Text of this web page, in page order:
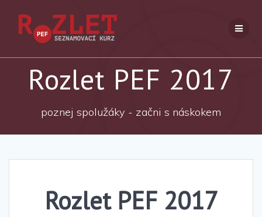
Rozlet PEF 2017
poznej spolužáky - začni s náskokem
Rozlet PEF 2017